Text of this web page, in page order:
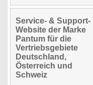
Service- & Support-
Website der Marke
Pantum für die
Vertriebsgebiete
Deutschland,
Österreich und
Schweiz